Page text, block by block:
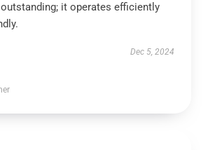
it operates efficiently
Dec 5, 2024